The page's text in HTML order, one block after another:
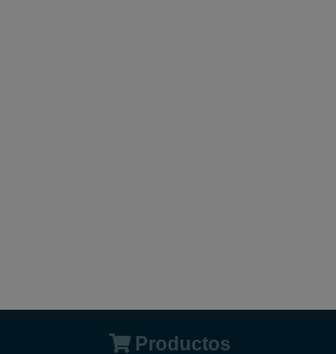
Productos